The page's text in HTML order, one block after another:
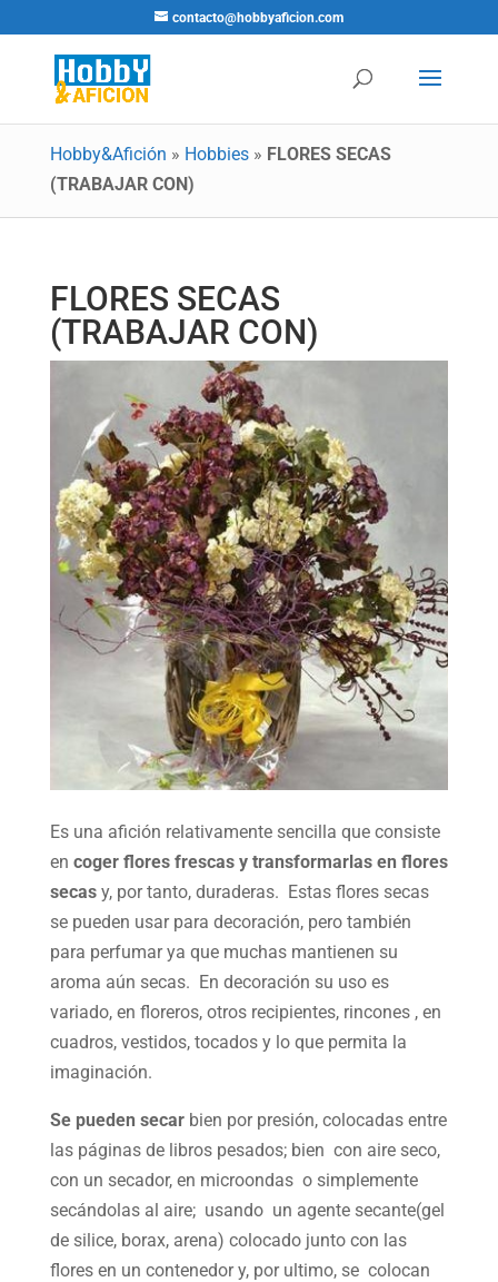
contacto@hobbyaficion.com
Hobby&Afición » Hobbies» FLORES SECAS
(TRABAJAR CON)
FLORES SECAS
(TRABAJAR CON)
Es una afición relativamente sencilla que consiste
en coger flores frescas y transformarlas en flores
secasy, por tanto, duraderas. Estas flores secas
se pueden usar para decoración, pero también
para perfumar ya que muchas mantienen su
aroma aún secas. En decoración su uso es
variado, en floreros, otros recipientes, rincones , en
cuadros, vestidos, tocados y lo que permita la
imaginación.
Se pueden secarbien por presión, colocadas entre
las páginas de libros pesados; bien con aire seco,
con un secador, en microondas o simplemente
secándolas al aire; usando un agente secante(gel
de silice, borax, arena) colocado junto con las
flores en un contenedor y, por ultimo, se colocan